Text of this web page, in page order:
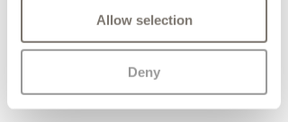
Allow selection
Deny